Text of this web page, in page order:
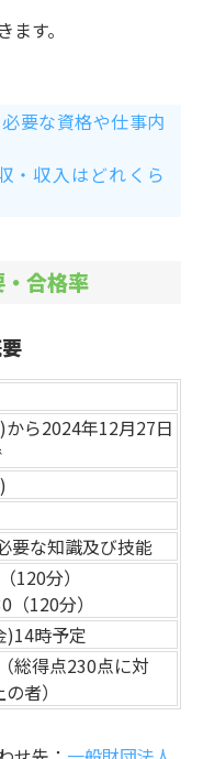
す。
要な資格や仕事内
・収入はどれくら
合格率
ら2024年12月27日
要な知識及び技能
120分）
120分）
)14時予定
総得点230点に対
者）